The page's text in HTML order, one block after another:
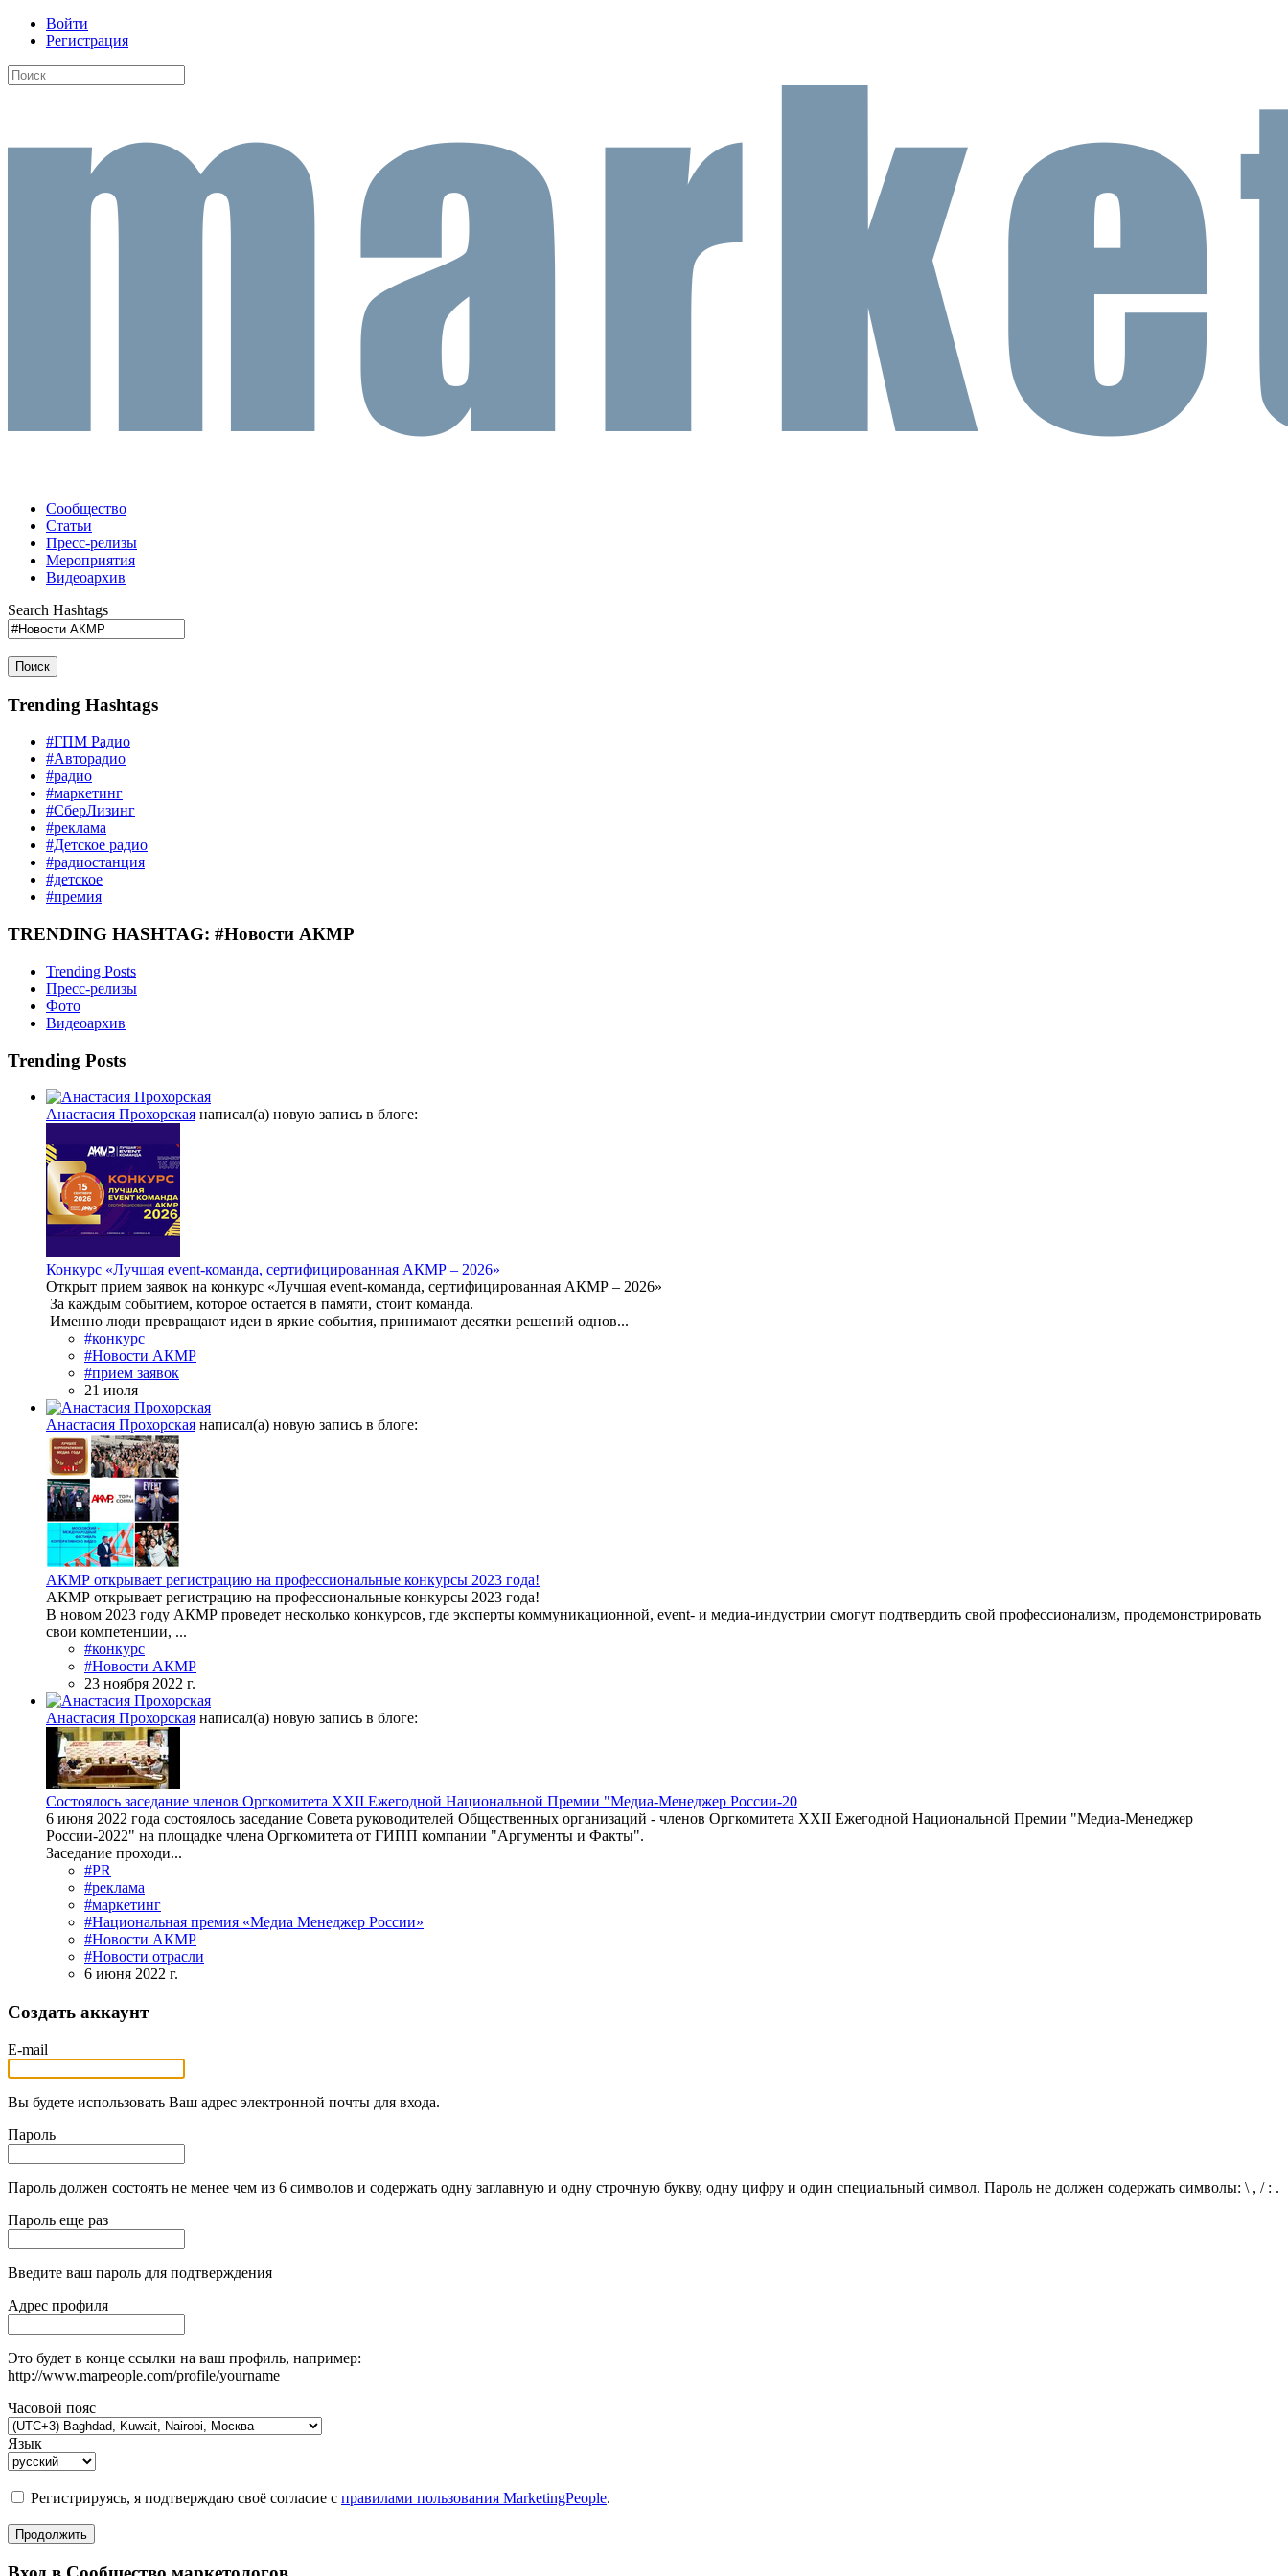
Войти
Регистрация
Сообщество
Статьи
Пресс-релизы
Мероприятия
Видеоархив
Search Hashtags
Поиск
Trending Hashtags
#ГПМ Радио
#Авторадио
#радио
#маркетинг
#СберЛизинг
#реклама
#Детское радио
#радиостанция
#детское
#премия
TRENDING HASHTAG: #Новости АКМР
Trending Posts
Пресс-релизы
Фото
Видеоархив
Trending Posts
Анастасия Прохорская написал(а) новую запись в блоге:
Конкурс «Лучшая event-команда, сертифицированная АКМР – 2026»
Открыт прием заявок на конкурс «Лучшая event-команда, сертифицированная АКМР – 2026»
За каждым событием, которое остается в памяти, стоит команда.
Именно люди превращают идеи в яркие события, принимают десятки решений однов...
#конкурс
#Новости АКМР
#прием заявок
21 июля
Анастасия Прохорская написал(а) новую запись в блоге:
АКМР открывает регистрацию на профессиональные конкурсы 2023 года!
АКМР открывает регистрацию на профессиональные конкурсы 2023 года!
В новом 2023 году АКМР проведет несколько конкурсов, где эксперты коммуникационной, event- и медиа-индустрии смогут подтвердить свой профессионализм, продемонстрировать
свои компетенции, ...
#конкурс
#Новости АКМР
23 ноября 2022 г.
Анастасия Прохорская написал(а) новую запись в блоге:
Состоялось заседание членов Оргкомитета ХХII Ежегодной Национальной Премии "Медиа-Менеджер России-20
6 июня 2022 года состоялось заседание Совета руководителей Общественных организаций - членов Оргкомитета ХХII Ежегодной Национальной Премии "Медиа-Менеджер
России-2022" на площадке члена Оргкомитета от ГИПП компании "Аргументы и Факты".
Заседание проходи...
#PR
#реклама
#маркетинг
#Национальная премия «Медиа Менеджер России»
#Новости АКМР
#Новости отрасли
6 июня 2022 г.
Создать аккаунт
E-mail
Вы будете использовать Ваш адрес электронной почты для входа.
Пароль
Пароль должен состоять не менее чем из 6 символов и содержать одну заглавную и одну строчную букву, одну цифру и один специальный символ. Пароль не должен содержать символы: \ , / : .
Пароль еще раз
Введите ваш пароль для подтверждения
Адрес профиля
Это будет в конце ссылки на ваш профиль, например:
http://www.marpeople.com/profile/yourname
Часовой пояс
Язык
Регистрируясь, я подтверждаю своё согласие с правилами пользования MarketingPeople.
Продолжить